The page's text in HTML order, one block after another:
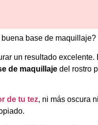
base de maquillaje?
un resultado excelente.
de maquillajedel rostro
de tu tez, ni más oscura